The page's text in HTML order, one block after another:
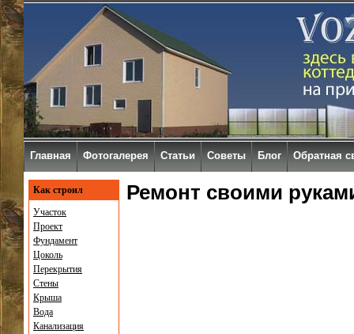
Ремонт своими
Как строил
Участок
Проект
Фундамент
Цоколь
Перекрытия
Стены
Крыша
Вода
Канализация
Главная Фотогалерея Статьи Советы Блог Обратная